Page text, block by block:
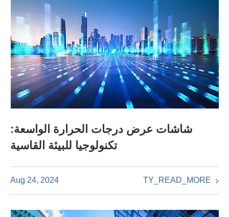
شاشات عرض درجات الحرارة الواسعة:
تكنولوجيا للبيئة القاسية
Aug 24, 2024 TY_READ_MORE